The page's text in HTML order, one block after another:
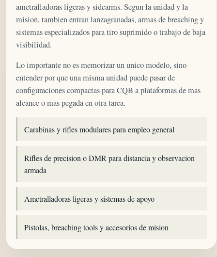
ametralladoras ligeras y sidearms. Segun la unidad y la
mision, tambien entran lanzagranadas, armas de breaching y
sistemas especializados para tiro suprimido o trabajo de baja
visibilidad.
Lo importante no es memorizar un unico modelo, sino
entender por que una misma unidad puede pasar de
configuraciones compactas para CQB a plataformas de mas
alcance o mas pegada en otra tarea.
Carabinas y rifles modulares para empleo general
Rifles de precision o DMR para distancia y observacion
armada
Ametralladoras ligeras y sistemas de apoyo
Pistolas, breaching tools y accesorios de mision